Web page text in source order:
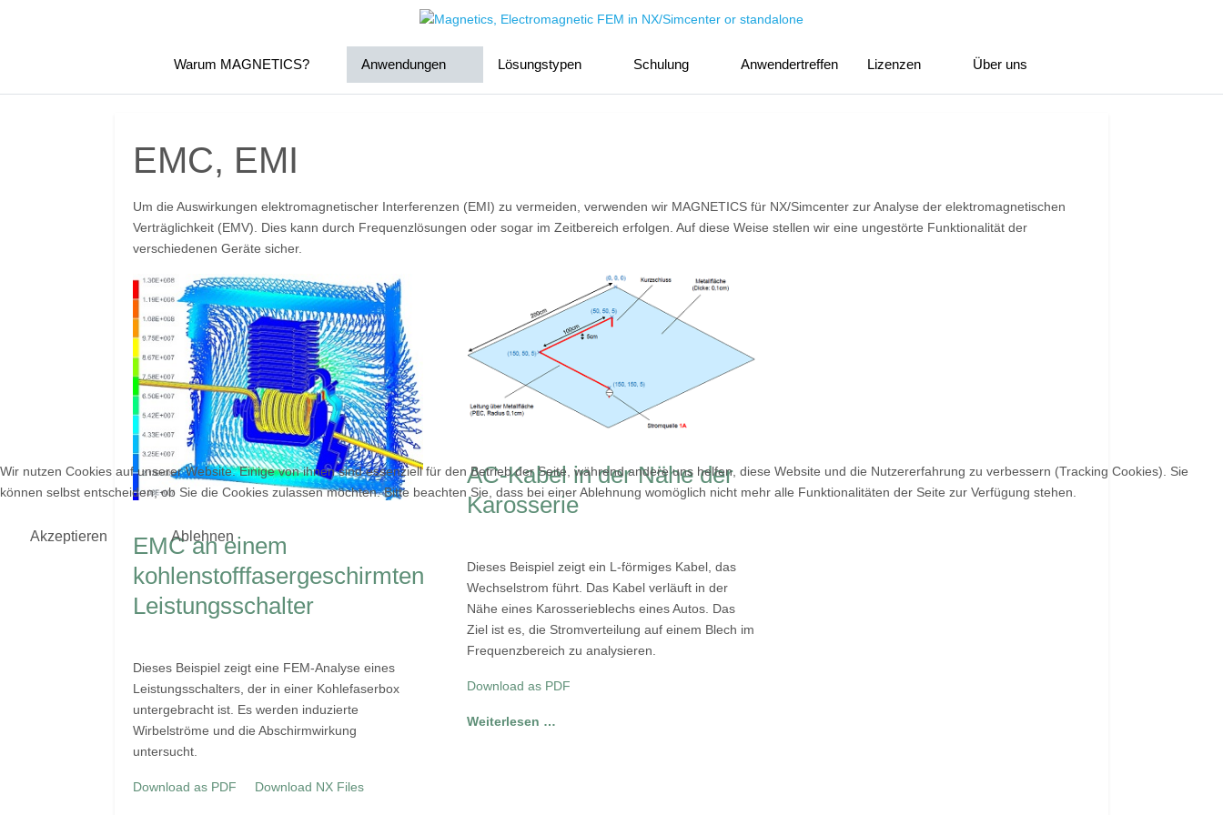
Warum MAGNETICS? Anwendungen Lösungstypen Schulung Anwendertreffen Lizenzen Über uns
EMC, EMI
Um die Auswirkungen elektromagnetischer Interferenzen (EMI) zu vermeiden, verwenden wir MAGNETICS für NX/Simcenter zur Analyse der elektromagnetischen
Verträglichkeit (EMV). Dies kann durch Frequenzlösungen oder sogar im Zeitbereich erfolgen. Auf diese Weise stellen wir eine ungestörte Funktionalität der
verschiedenen Geräte sicher.
EMC an einem
kohlenstofffasergeschirmten
Leistungsschalter
Dieses Beispiel zeigt eine FEM-Analyse eines
Leistungsschalters, der in einer Kohlefaserbox
untergebracht ist. Es werden induzierte
Wirbelströme und die Abschirmwirkung
untersucht.
Download as PDF Download NX Files
AC-Kabel in der Nähe der
Karosserie
Dieses Beispiel zeigt ein L-förmiges Kabel, das
Wechselstrom führt. Das Kabel verläuft in der
Nähe eines Karosserieblechs eines Autos. Das
Ziel ist es, die Stromverteilung auf einem Blech im
Frequenzbereich zu analysieren.
Download as PDF
Weiterlesen …
Wir nutzen Cookies auf unserer Website. Einige von ihnen sind essenziell für den Betrieb der Seite, während andere uns helfen, diese Website und die Nutzererfahrung zu verbessern (Tracking Cookies). Sie
können selbst entscheiden, ob Sie die Cookies zulassen möchten. Bitte beachten Sie, dass bei einer Ablehnung womöglich nicht mehr alle Funktionalitäten der Seite zur Verfügung stehen.
Akzeptieren Ablehnen